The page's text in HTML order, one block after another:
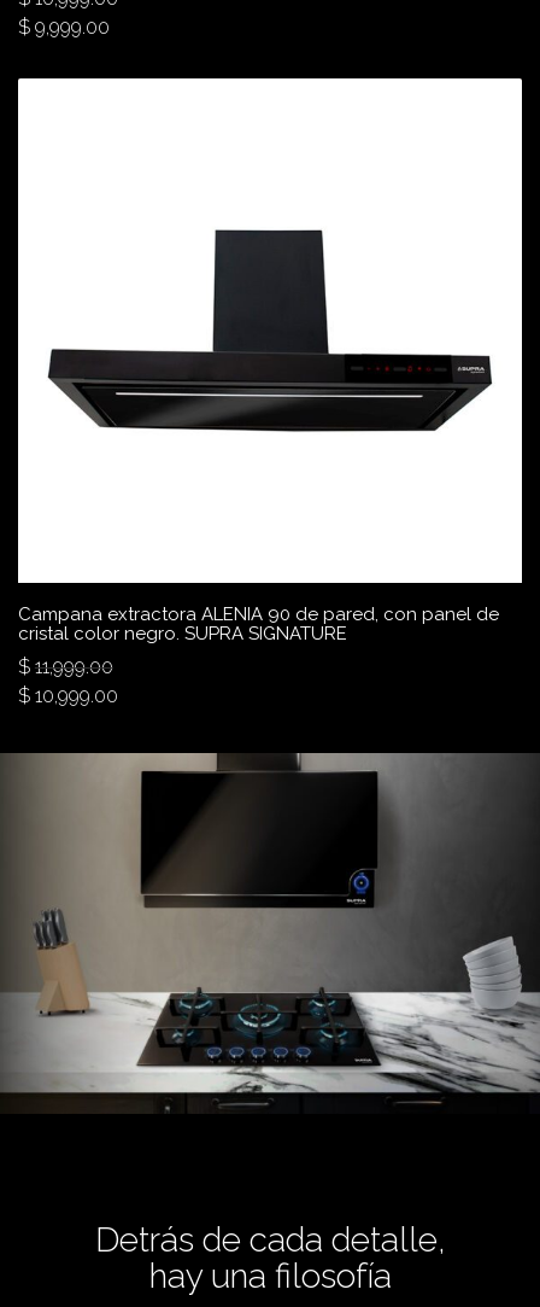
$ 9,999.00
Campana extractora ALENIA 90 de pared, con panel de
cristal color negro. SUPRA SIGNATURE
$ 11,999.00
$ 10,999.00
Detrás de cada detalle,
hay una filosofía